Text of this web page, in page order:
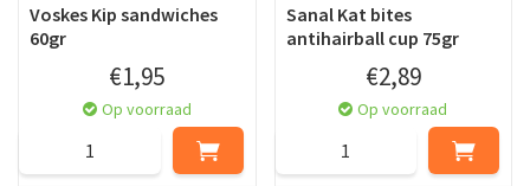
Voskes Kip sandwiches
60gr
€1,95
Op voorraad
Sanal Kat bites
antihairball cup 75gr
€2,89
Op voorraad